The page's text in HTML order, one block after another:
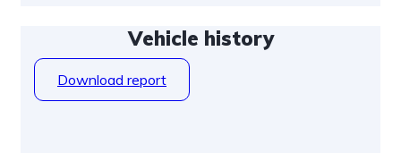
Vehicle history
Download report